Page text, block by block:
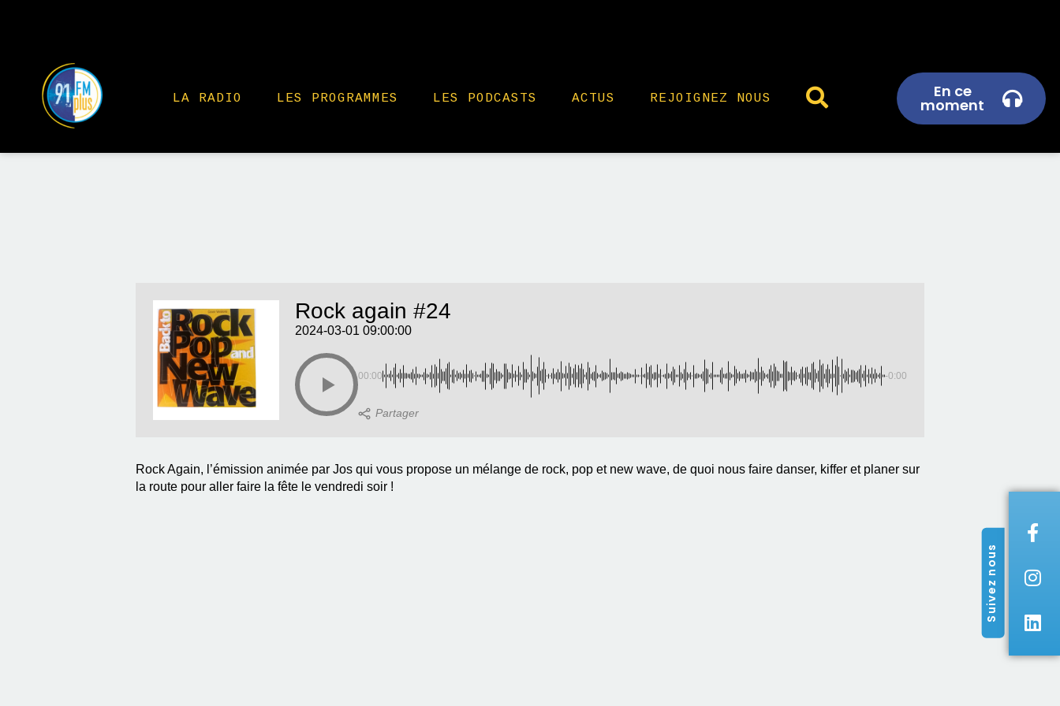
LA RADIO LES PROGRAMMES LES PODCASTS ACTUS REJOIGNEZ NOUS En ce
moment
Suivez nous
Rock again #24
2024-03-01 09:00:00
00:00 -0:00
Rock Again, l’émission animée par Jos qui vous propose un mélange de rock, pop et new wave, de quoi nous faire danser, kiffer et planer sur
la route pour aller faire la fête le vendredi soir !